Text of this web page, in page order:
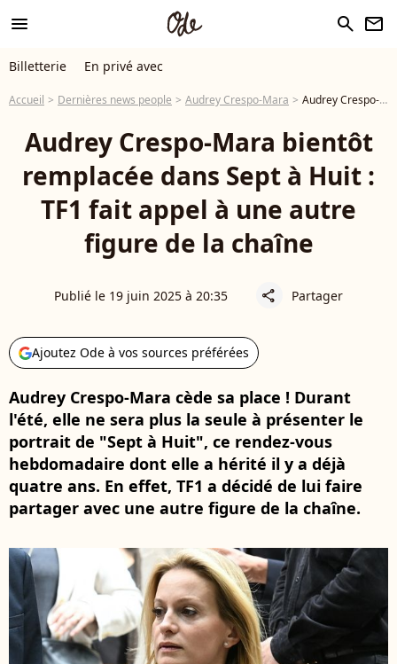
menu search newsletter
Billetterie En privé avec
Accueil Dernières news people Audrey Crespo-Mara Audrey Crespo-Mara bientôt remplacée dans Sept à Huit : TF1 fait appel à une autre figure de la chaîne
Audrey Crespo-Mara bientôt
remplacée dans Sept à Huit :
TF1 fait appel à une autre
figure de la chaîne
Publié le 19 juin 2025 à 20:35 share Partager
Ajoutez Ode à vos sources préférées
Audrey Crespo-Mara cède sa place ! Durant
l'été, elle ne sera plus la seule à présenter le
portrait de "Sept à Huit", ce rendez-vous
hebdomadaire dont elle a hérité il y a déjà
quatre ans. En effet, TF1 a décidé de lui faire
partager avec une autre figure de la chaîne.